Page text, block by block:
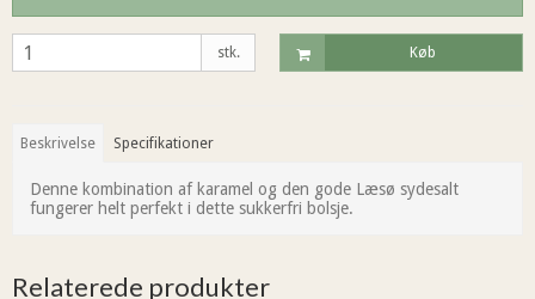
stk. Køb
Beskrivelse Specifikationer
Denne kombination af karamel og den gode Læsø sydesalt
fungerer helt perfekt i dette sukkerfri bolsje.
Relaterede produkter